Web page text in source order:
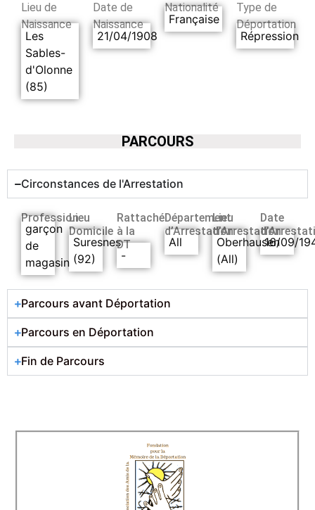
Lieu de
Naissance
Les
Sables-
d'Olonne
(85)
Date de
Naissance
21/04/1908
Nationalité
Française
Type de
Déportation
Répression
PARCOURS
Circonstances de l'Arrestation
Profession
garçon
de
magasin
Lieu
Domicile
Suresnes
(92)
Rattaché
à la
DT
-
Département
d’Arrestation
All
Lieu
d’Arrestation
Oberhausen
(All)
Date
16/09/
Parcours avant Déportation
Parcours en Déportation
Fin de Parcours